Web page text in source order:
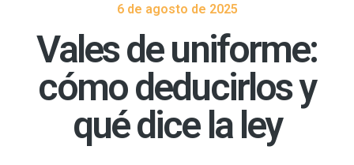
6 de agosto de 2025
Vales de uniforme:
cómo deducirlos y
qué dice la ley